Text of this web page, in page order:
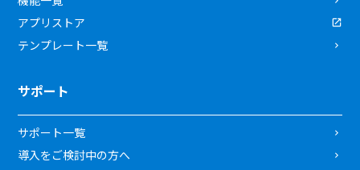
アプリストア
テンプレート一覧
サポート
サポート一覧
導入をご検討中の方へ